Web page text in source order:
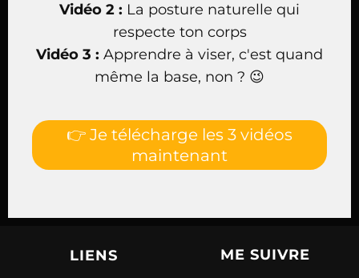
Vidéo 2 : La posture naturelle qui
respecte ton corps
Vidéo 3 : Apprendre à viser, c'est quand
même la base, non ? 😉
👉 Je télécharge les 3 vidéos
maintenant
LIENS ME SUIVRE